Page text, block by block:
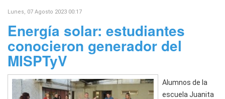
Lunes, 07 Agosto 2023 00:17
Energía solar: estudiantes
conocieron generador del
MISPTyV
Alumnos de la
escuela Juanita